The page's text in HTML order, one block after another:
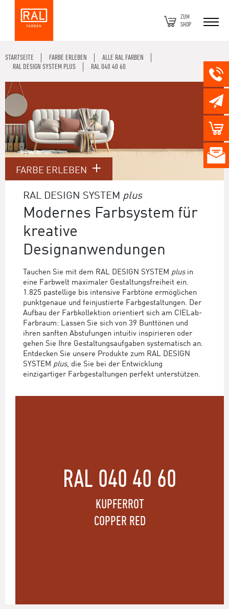
ZUM
SHOP
STARTSEITE FARBE ERLEBEN
ALLE RAL FARBEN
RAL DESIGN SYSTEM PLUS
RAL 040 40 60
FARBE ERLEBEN
RAL DESIGN SYSTEM plus
Modernes Farbsystem für
kreative
Designanwendungen
Tauchen Sie mit dem RAL DESIGN SYSTEM plusin
eine Farbwelt maximaler Gestaltungsfreiheit ein.
1.825 pastellige bis intensive Farbtöne ermöglichen
punktgenaue und feinjustierte Farbgestaltungen. Der
Aufbau der Farbkollektion orientiert sich am CIELab-
Farbraum: Lassen Sie sich von 39 Bunttönen und
ihren sanften Abstufungen intuitiv inspirieren oder
gehen Sie Ihre Gestaltungsaufgaben systematisch an.
Entdecken Sie unsere Produkte zum RAL DESIGN
SYSTEM plus, die Sie bei der Entwicklung
einzigartiger Farbgestaltungen perfekt unterstützen.
RAL 040 40 60
KUPFERROT
COPPER RED